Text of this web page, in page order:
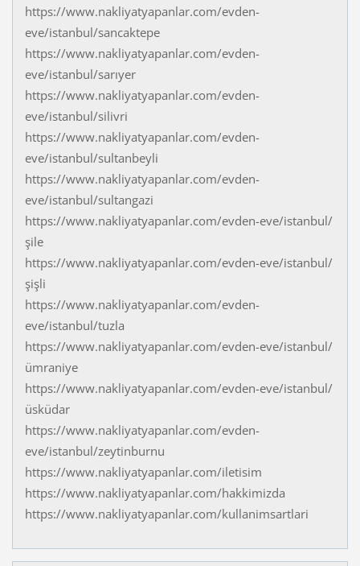
https://www.nakliyatyapanlar.com/evden-
eve/istanbul/sancaktepe
https://www.nakliyatyapanlar.com/evden-
eve/istanbul/sarıyer
https://www.nakliyatyapanlar.com/evden-
eve/istanbul/silivri
https://www.nakliyatyapanlar.com/evden-
eve/istanbul/sultanbeyli
https://www.nakliyatyapanlar.com/evden-
eve/istanbul/sultangazi
https://www.nakliyatyapanlar.com/evden-eve/istanbul/
şile
https://www.nakliyatyapanlar.com/evden-eve/istanbul/
şişli
https://www.nakliyatyapanlar.com/evden-
eve/istanbul/tuzla
https://www.nakliyatyapanlar.com/evden-eve/istanbul/
ümraniye
https://www.nakliyatyapanlar.com/evden-eve/istanbul/
üsküdar
https://www.nakliyatyapanlar.com/evden-
eve/istanbul/zeytinburnu
https://www.nakliyatyapanlar.com/iletisim
https://www.nakliyatyapanlar.com/hakkimizda
https://www.nakliyatyapanlar.com/kullanimsartlari